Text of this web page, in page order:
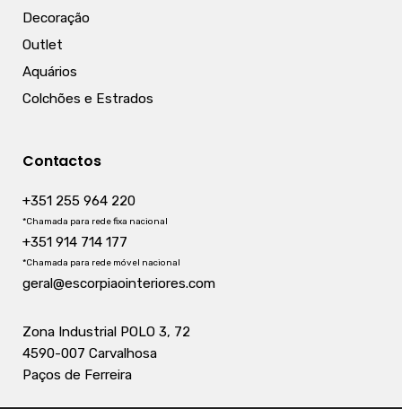
Decoração
Outlet
Aquários
Colchões e Estrados
Contactos
+351 255 964 220
*Chamada para rede fixa nacional
+351 914 714 177
*Chamada para rede móvel nacional
geral@escorpiaointeriores.com
Zona Industrial POLO 3, 72
4590-007 Carvalhosa
Paços de Ferreira